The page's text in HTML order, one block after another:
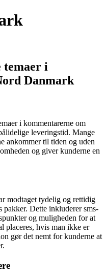
temaer i
Danmark
i kommentarerne om
leveringstid. Mange
ankommer til tiden og uden
og giver kunderne en
modtaget tydelig og rettidig
Dette inkluderer sms-
og muligheden for at
placeres, hvis man ikke er
gør det nemt for kunderne at